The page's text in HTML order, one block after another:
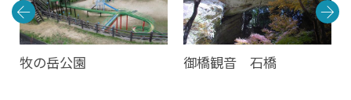
牧の岳公園 御橋観音 石橋